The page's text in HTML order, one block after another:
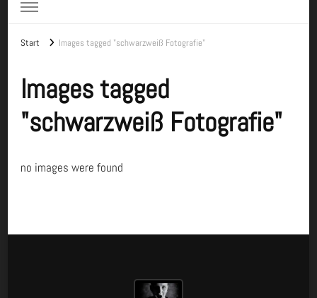
Start Images tagged "schwarzweiß Fotografie"
Images tagged
"schwarzweiß Fotografie"
no images were found